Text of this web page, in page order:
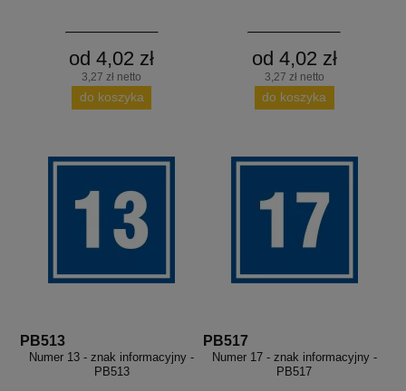
od 4,02 zł
3,27 zł netto
do koszyka
od 4,02 zł
3,27 zł netto
do koszyka
PB513
Numer 13 - znak informacyjny -
PB513
PB517
Numer 17 - znak informacyjny -
PB517